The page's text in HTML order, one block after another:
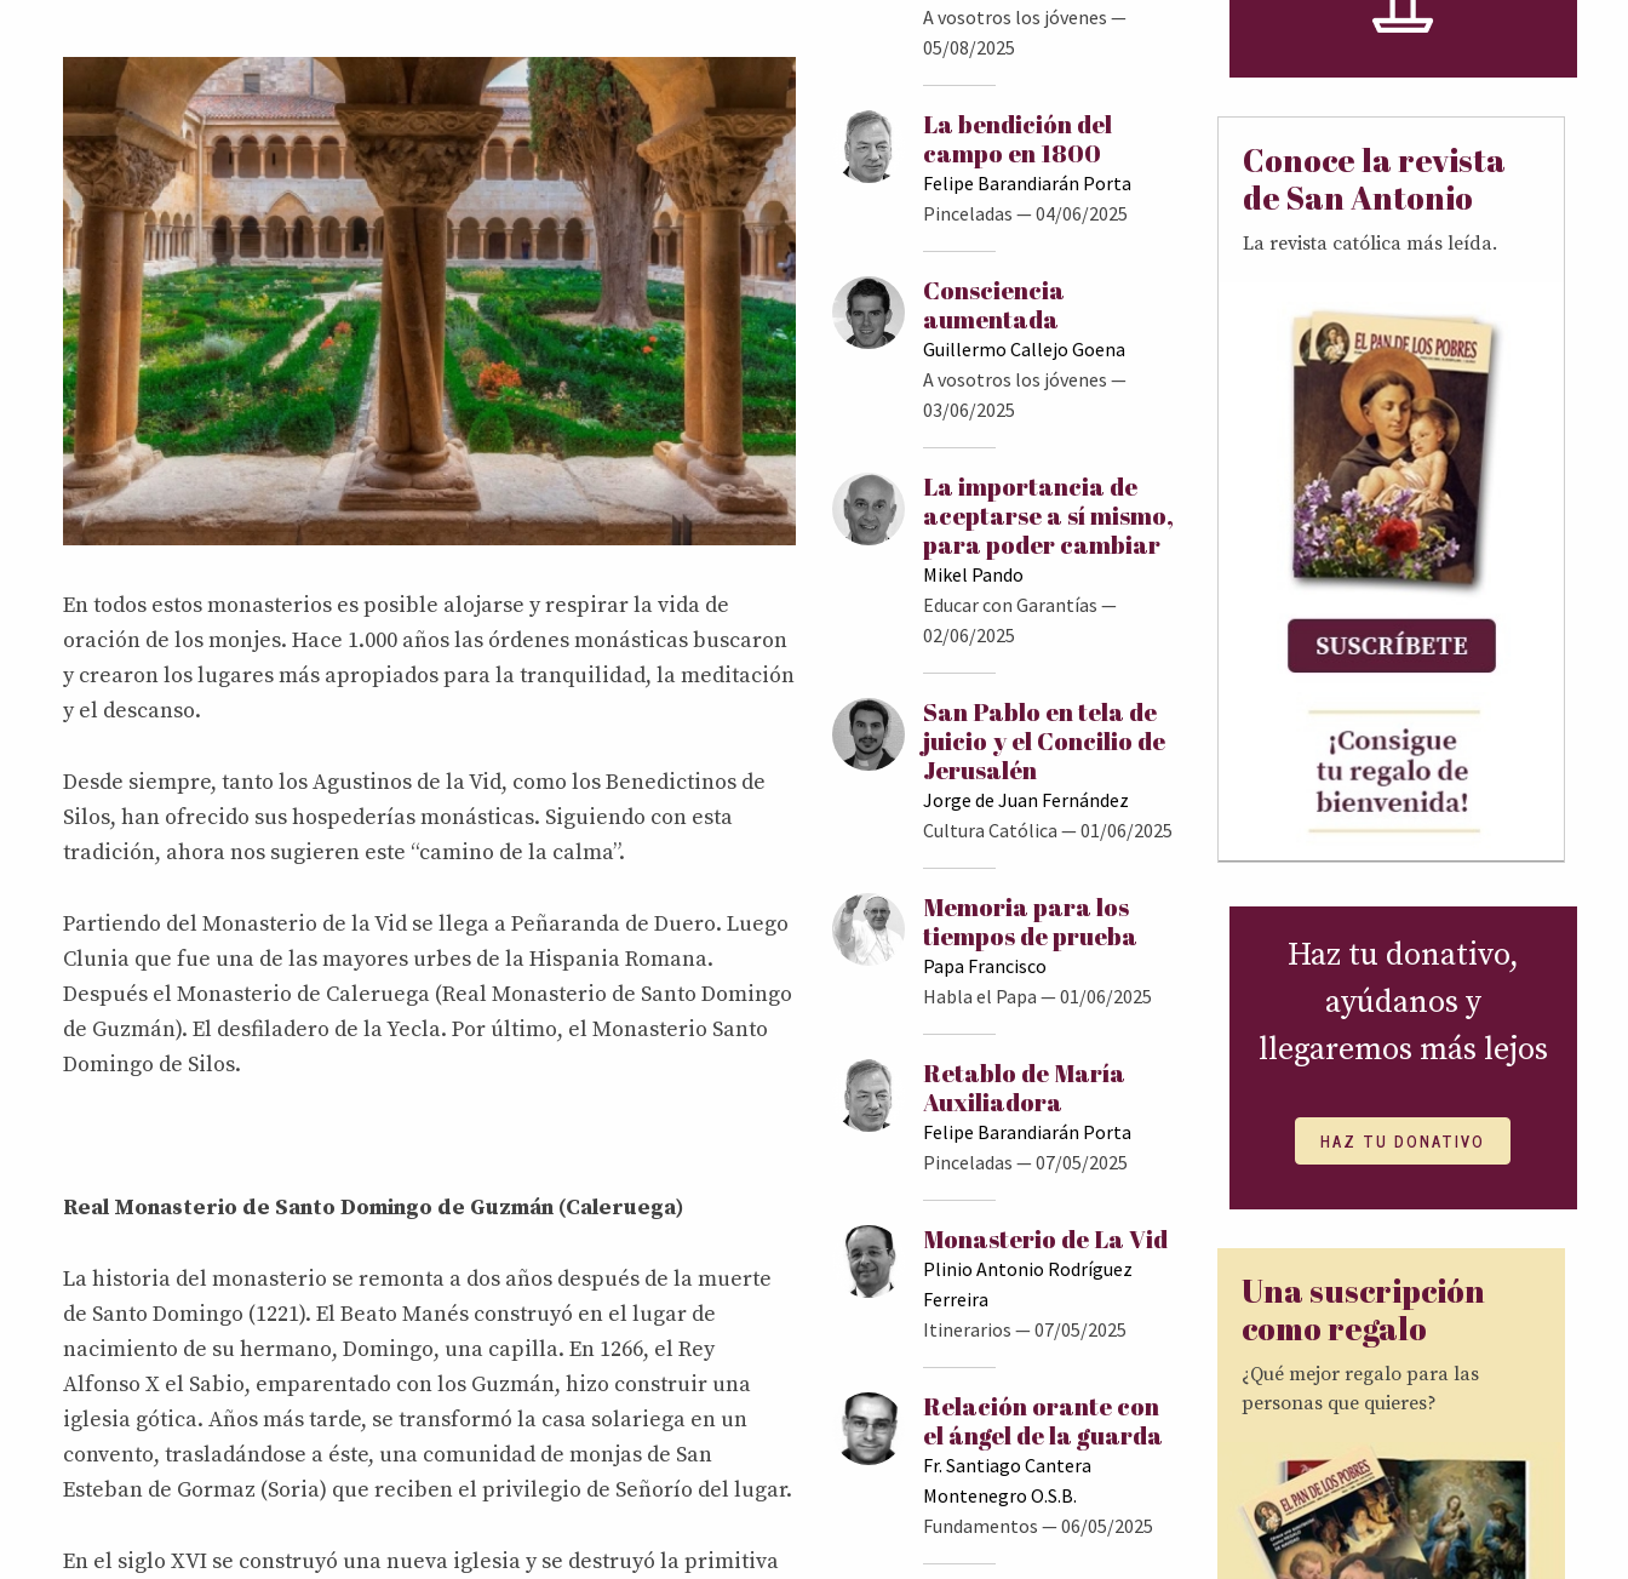
En todos estos monasterios es posible alojarse y respirar la vida de
oración de los monjes. Hace 1.000 años las órdenes monásticas buscaron
y crearon los lugares más apropiados para la tranquilidad, la meditación
y el descanso.
Desde siempre, tanto los Agustinos de la Vid, como los Benedictinos de
Silos, han ofrecido sus hospederías monásticas. Siguiendo con esta
tradición, ahora nos sugieren este “camino de la calma”.
Partiendo del Monasterio de la Vid se llega a Peñaranda de Duero. Luego
Clunia que fue una de las mayores urbes de la Hispania Romana.
Después el Monasterio de Caleruega (Real Monasterio de Santo Domingo
de Guzmán). El desfiladero de la Yecla. Por último, el Monasterio Santo
Domingo de Silos.
Real Monasterio de Santo Domingo de Guzmán (Caleruega)
La historia del monasterio se remonta a dos años después de la muerte
de Santo Domingo (1221). El Beato Manés construyó en el lugar de
nacimiento de su hermano, Domingo, una capilla. En 1266, el Rey
Alfonso X el Sabio, emparentado con los Guzmán, hizo construir una
iglesia gótica. Años más tarde, se transformó la casa solariega en un
convento, trasladándose a éste, una comunidad de monjas de San
Esteban de Gormaz (Soria) que reciben el privilegio de Señorío del lugar.
En el siglo XVI se construyó una nueva iglesia y se destruyó la primitiva
A vosotros los jóvenes —
05/08/2025
La bendición del
campo en 1800
Felipe Barandiarán Porta
Pinceladas — 04/06/2025
Consciencia
aumentada
Guillermo Callejo Goena
A vosotros los jóvenes —
03/06/2025
La importancia de
aceptarse a sí mismo,
para poder cambiar
Mikel Pando
Educar con Garantías —
02/06/2025
San Pablo en tela de
juicio y el Concilio de
Jerusalén
Jorge de Juan Fernández
Cultura Católica — 01/06/2025
Memoria para los
tiempos de prueba
Papa Francisco
Habla el Papa — 01/06/2025
Retablo de María
Auxiliadora
Felipe Barandiarán Porta
Pinceladas — 07/05/2025
Monasterio de La Vid
Plinio Antonio Rodríguez
Ferreira
Itinerarios — 07/05/2025
Relación orante con
el ángel de la guarda
Fr. Santiago Cantera
Montenegro O.S.B.
Fundamentos — 06/05/2025
Conoce la revista
de San Antonio
La revista católica más leída.
Haz tu donativo,
ayúdanos y
llegaremos más lejos
HAZ TU DONATIVO
Una suscripción
como regalo
¿Qué mejor regalo para las
personas que quieres?